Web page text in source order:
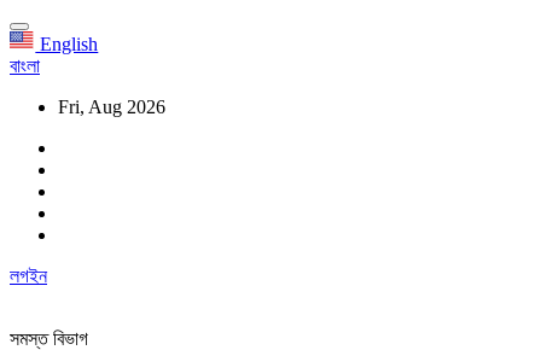
English
বাংলা
Fri, Aug 2026
লগইন
সমস্ত বিভাগ